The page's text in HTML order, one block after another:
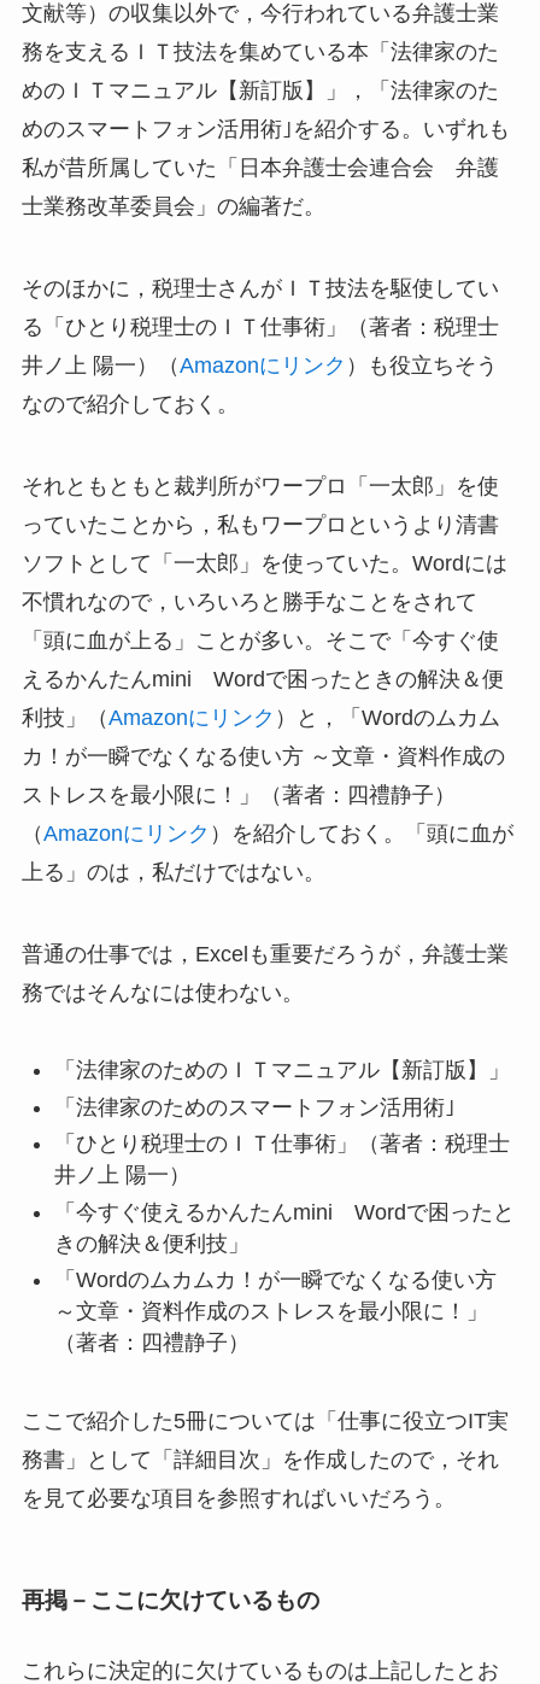
文献等）の収集以外で，今行われている弁護士業
務を支えるＩＴ技法を集めている本「法律家のた
めのＩＴマニュアル【新訂版】」，「法律家のた
めのスマートフォン活用術｣を紹介する。いずれも
私が昔所属していた「日本弁護士会連合会 弁護
士業務改革委員会」の編著だ。
そのほかに，税理士さんがＩＴ技法を駆使してい
る「ひとり税理士のＩＴ仕事術」（著者：税理士
井ノ上 陽一）（Amazonにリンク ）も役立ちそう
なので紹介しておく。
それともともと裁判所がワープロ「一太郎」を使
っていたことから，私もワープロというより清書
ソフトとして「一太郎」を使っていた。Wordには
不慣れなので，いろいろと勝手なことをされて
「頭に血が上る」ことが多い。そこで「今すぐ使
えるかんたんmini Wordで困ったときの解決＆便
利技」（Amazonにリンク ）と，「Wordのムカム
カ！が一瞬でなくなる使い方 ～文章・資料作成の
ストレスを最小限に！」（著者：四禮静子）
（Amazonにリンク ）を紹介しておく。「頭に血が
上る」のは，私だけではない。
普通の仕事では，Excelも重要だろうが，弁護士業
務ではそんなには使わない。
「法律家のためのＩＴマニュアル【新訂版】」
「法律家のためのスマートフォン活用術｣
「ひとり税理士のＩＴ仕事術」（著者：税理士
井ノ上 陽一）
「今すぐ使えるかんたんmini Wordで困ったと
きの解決＆便利技」
「Wordのムカムカ！が一瞬でなくなる使い方
～文章・資料作成のストレスを最小限に！」
（著者：四禮静子）
ここで紹介した5冊については「仕事に役立つIT実
務書」として「詳細目次」を作成したので，それ
を見て必要な項目を参照すればいいだろう。
再掲－ここに欠けているもの
これらに決定的に欠けているものは上記したとお